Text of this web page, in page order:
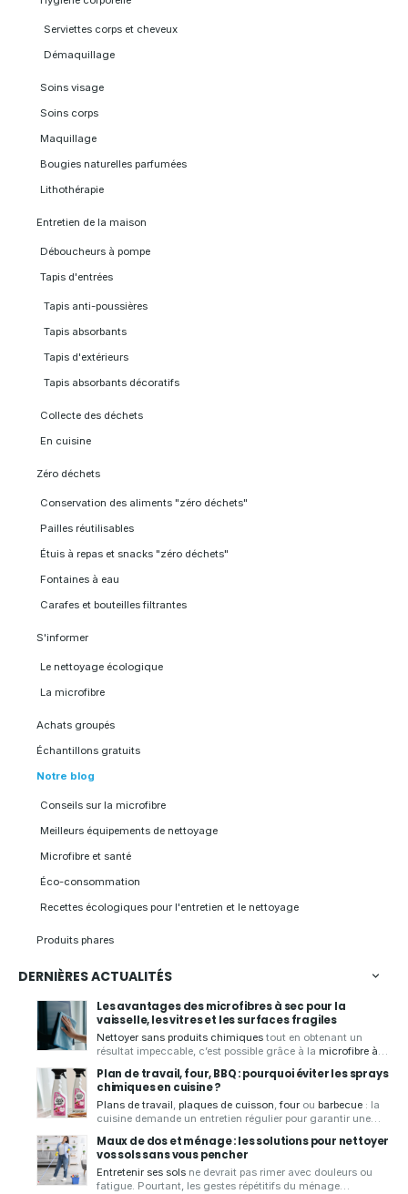
Serviettes corps et cheveux
Démaquillage
Soins visage
Soins corps
Maquillage
Bougies naturelles parfumées
Lithothérapie
Entretien de la maison
Déboucheurs à pompe
Tapis d'entrées
Tapis anti-poussières
Tapis absorbants
Tapis d'extérieurs
Tapis absorbants décoratifs
Collecte des déchets
En cuisine
Zéro déchets
Conservation des aliments "zéro déchets"
Pailles réutilisables
Étuis à repas et snacks "zéro déchets"
Fontaines à eau
Carafes et bouteilles filtrantes
S'informer
Le nettoyage écologique
La microfibre
Achats groupés
Échantillons gratuits
Notre blog
Conseils sur la microfibre
Meilleurs équipements de nettoyage
Microfibre et santé
Éco-consommation
Recettes écologiques pour l'entretien et le nettoyage
Produits phares
DERNIÈRES ACTUALITÉS
Les avantages des microfibres à sec pour la
vaisselle, les vitres et les surfaces fragiles
Nettoyer sans produits chimiques tout en obtenant un
résultat impeccable, c’est possible grâce à la microfibre à
déchet, vous présente seschiffons microfibres de qualité,
conçus pouressuyer,faire briller
surfaces sans laisser de traces.
Plan de travail, four, BBQ : pourquoi éviter les sprays
chimiques en cuisine ?
Plans de travail, plaques de cuisson,four ou barbecue : la
cuisine demande un entretien régulier pour garantir une
solutions d'entretien écologiques et zéro déchet, vous
présente lesavantages d'un spray nettoyant écologique
pournettoyer votre cuisineen toute sérénité.
Maux de dos et ménage : les solutions pour nettoyer
vos sols sans vous pencher
Entretenir ses sols ne devrait pas rimer avec douleurs ou
fatigue. Pourtant, les gestes répétitifs du ménage